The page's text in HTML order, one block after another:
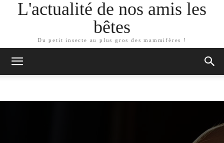
L'actualité de nos amis les
bêtes
Du petit insecte au plus gros des mammifères !